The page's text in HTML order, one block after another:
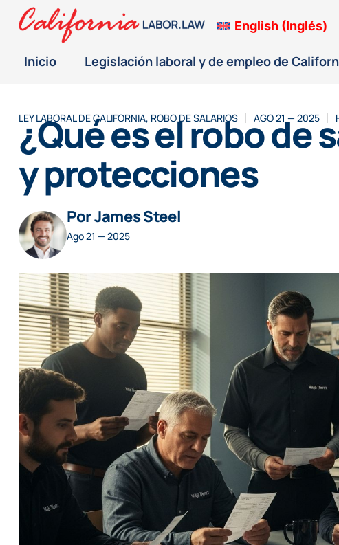
English (Inglés)
Inicio Legislación laboral y de empleo de
LEY LABORAL DE CALIFORNIA, ROBO DE SALARIOS AGO 21 — 2025
¿Qué es el robo de
y protecciones
Por James Steel
Ago 21 — 2025